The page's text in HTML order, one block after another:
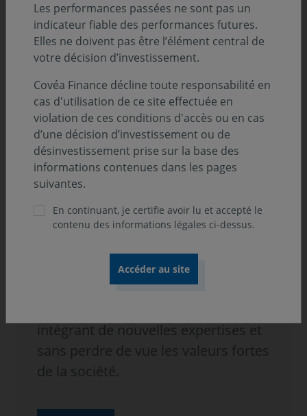
Une politique RH forte de
nos convictions
En matière de ressources humaines,
Covéa Finance met un accent tout
particulier sur la complémentarité
des profils qu’elle recrute et sur
l’égalité des chances. Objectif : faire
des métiers de la finance en
capitalisant sur les profils qui
intégrant de nouvelles expertises et
sans perdre de vue les valeurs fortes
de la société.
Les performances passées ne sont pas un
indicateur fiable des performances futures.
Elles ne doivent pas être l’élément central de
votre décision d’investissement.
Covéa Finance décline toute responsabilité en
cas d'utilisation de ce site effectuée en
violation de ces conditions d'accès ou en cas
d’une décision d’investissement ou de
désinvestissement prise sur la base des
informations contenues dans les pages
suivantes.
En continuant, je certifie avoir lu et accepté le
contenu des informations légales ci-dessus.